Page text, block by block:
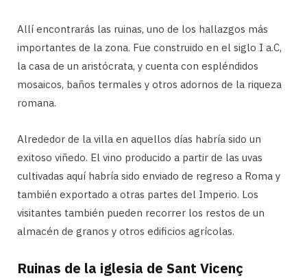
Allí encontrarás las ruinas, uno de los hallazgos más
importantes de la zona. Fue construido en el siglo I a.C,
la casa de un aristócrata, y cuenta con espléndidos
mosaicos, baños termales y otros adornos de la riqueza
romana.
Alrededor de la villa en aquellos días habría sido un
exitoso viñedo. El vino producido a partir de las uvas
cultivadas aquí habría sido enviado de regreso a Roma y
también exportado a otras partes del Imperio. Los
visitantes también pueden recorrer los restos de un
almacén de granos y otros edificios agrícolas.
Ruinas de la iglesia de Sant Vicenç